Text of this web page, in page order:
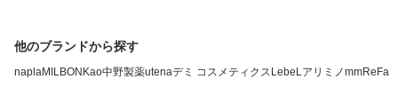
他のブランドから探す
naplaMILBON Kao中野製薬utenaデミ コスメティクス LebeLアリミノmmReFa